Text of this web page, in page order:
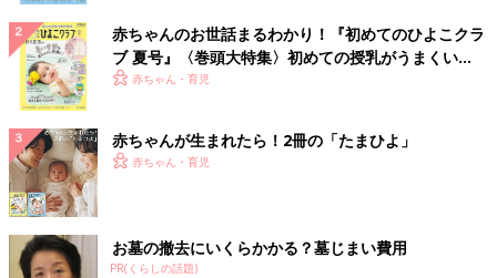
赤ちゃんのお世話まるわかり！『初めてのひよこクラ
ブ 夏号』〈巻頭大特集〉初めての授乳がうまくい
く！ おっぱい・ミルクの基本と夏のトラブル 解決テ
赤ちゃん・育児
赤ちゃんが生まれたら！2冊の「たまひよ」
赤ちゃん・育児
お墓の撤去にいくらかかる？墓じまい費用
PR(くらしの話題)